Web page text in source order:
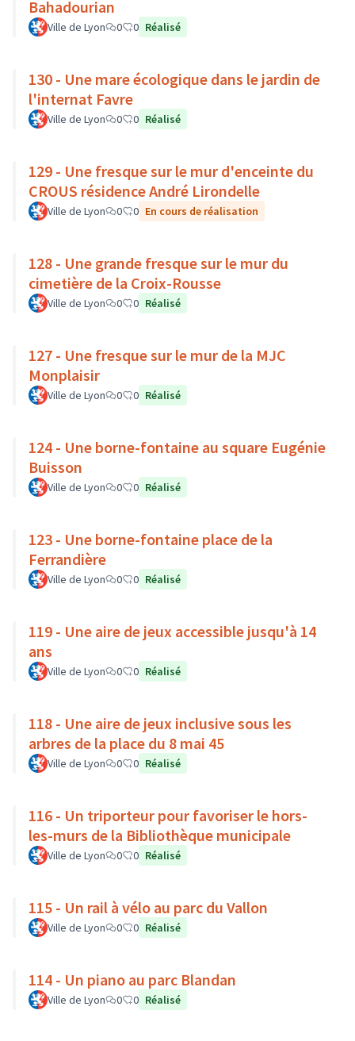
Bahadourian
Ville de Lyon 0 0 Réalisé
130 - Une mare écologique dans le jardin de
l'internat Favre
Ville de Lyon 0 0 Réalisé
129 - Une fresque sur le mur d'enceinte du
CROUS résidence André Lirondelle
Ville de Lyon 0 0 En cours de réalisation
128 - Une grande fresque sur le mur du
cimetière de la Croix-Rousse
Ville de Lyon 0 0 Réalisé
127 - Une fresque sur le mur de la MJC
Monplaisir
Ville de Lyon 0 0 Réalisé
124 - Une borne-fontaine au square Eugénie
Buisson
Ville de Lyon 0 0 Réalisé
123 - Une borne-fontaine place de la
Ferrandière
Ville de Lyon 0 0 Réalisé
119 - Une aire de jeux accessible jusqu'à 14
ans
Ville de Lyon 0 0 Réalisé
118 - Une aire de jeux inclusive sous les
arbres de la place du 8 mai 45
Ville de Lyon 0 0 Réalisé
116 - Un triporteur pour favoriser le hors-
les-murs de la Bibliothèque municipale
Ville de Lyon 0 0 Réalisé
115 - Un rail à vélo au parc du Vallon
Ville de Lyon 0 0 Réalisé
114 - Un piano au parc Blandan
Ville de Lyon 0 0 Réalisé